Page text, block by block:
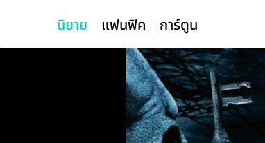
นิยาย แฟนฟิค การ์ตูน